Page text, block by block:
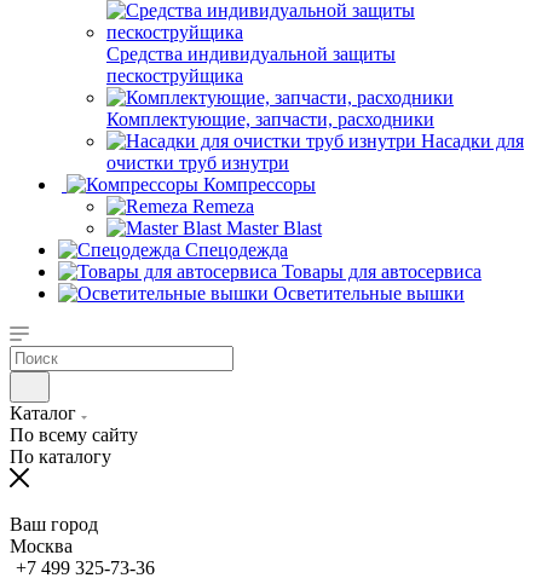
Средства индивидуальной защиты
пескоструйщика
Комплектующие, запчасти, расходники
Насадки для
очистки труб изнутри
Компрессоры
Remeza
Master Blast
Спецодежда
Товары для автосервиса
Осветительные вышки
Каталог
По всему сайту
По каталогу
Ваш город
Москва
+7 499 325-73-36